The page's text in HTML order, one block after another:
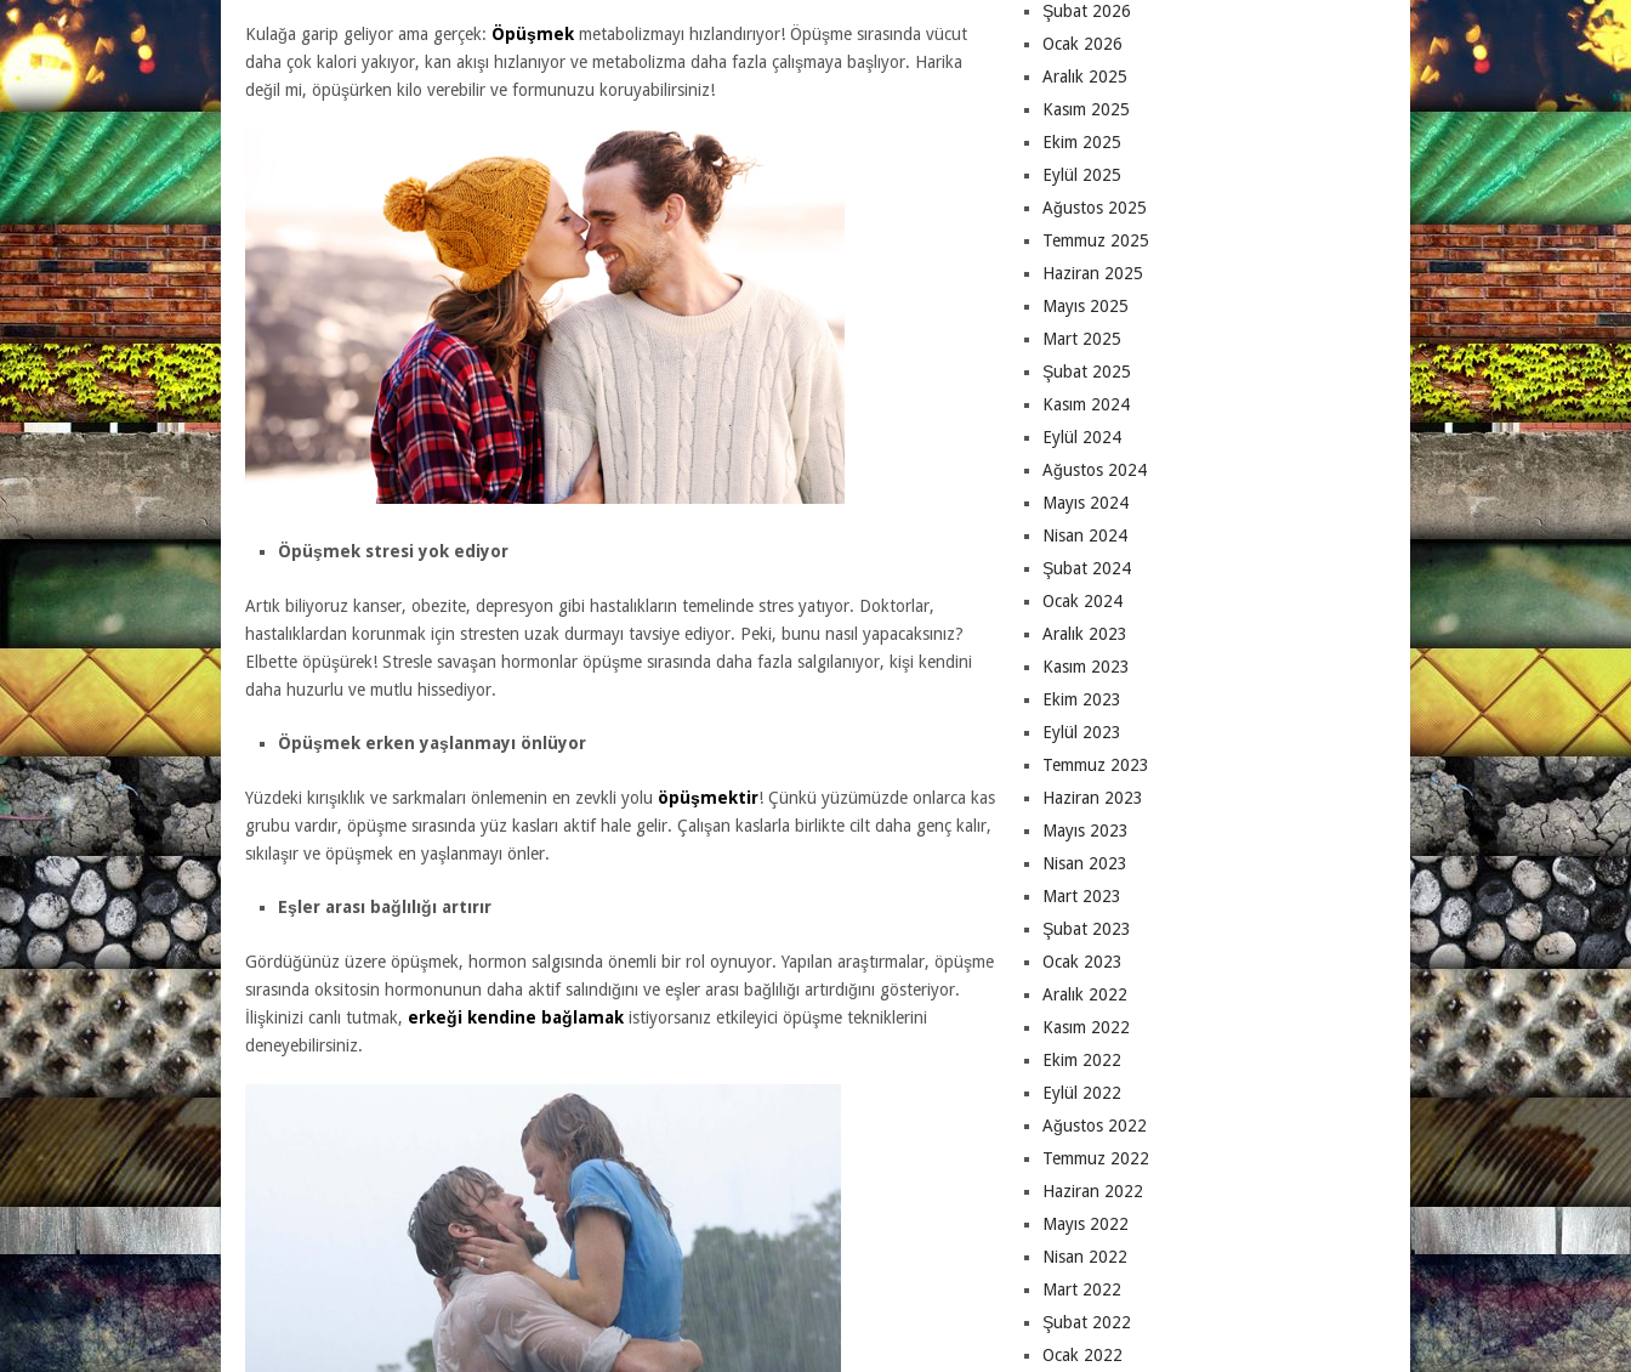
Kulağa garip geliyor ama gerçek: Öpüşmek metabolizmayı hızlandırıyor! Öpüşme sırasında vücut
daha çok kalori yakıyor, kan akışı hızlanıyor ve metabolizma daha fazla çalışmaya başlıyor. Harika
değil mi, öpüşürken kilo verebilir ve formunuzu koruyabilirsiniz!
Öpüşmek stresi yok ediyor
Artık biliyoruz kanser, obezite, depresyon gibi hastalıkların temelinde stres yatıyor. Doktorlar,
hastalıklardan korunmak için stresten uzak durmayı tavsiye ediyor. Peki, bunu nasıl yapacaksınız?
Elbette öpüşürek! Stresle savaşan hormonlar öpüşme sırasında daha fazla salgılanıyor, kişi kendini
daha huzurlu ve mutlu hissediyor.
Öpüşmek erken yaşlanmayı önlüyor
Yüzdeki kırışıklık ve sarkmaları önlemenin en zevkli yolu öpüşmektir! Çünkü yüzümüzde onlarca kas
grubu vardır, öpüşme sırasında yüz kasları aktif hale gelir. Çalışan kaslarla birlikte cilt daha genç kalır,
sıkılaşır ve öpüşmek en yaşlanmayı önler.
Eşler arası bağlılığı artırır
Gördüğünüz üzere öpüşmek, hormon salgısında önemli bir rol oynuyor. Yapılan araştırmalar, öpüşme
sırasında oksitosin hormonunun daha aktif salındığını ve eşler arası bağlılığı artırdığını gösteriyor.
İlişkinizi canlı tutmak, erkeği kendine bağlamak istiyorsanız etkileyici öpüşme tekniklerini
deneyebilirsiniz.
Şubat 2026
Ocak 2026
Aralık 2025
Kasım 2025
Ekim 2025
Eylül 2025
Ağustos 2025
Temmuz 2025
Haziran 2025
Mayıs 2025
Mart 2025
Şubat 2025
Kasım 2024
Eylül 2024
Ağustos 2024
Mayıs 2024
Nisan 2024
Şubat 2024
Ocak 2024
Aralık 2023
Kasım 2023
Ekim 2023
Eylül 2023
Temmuz 2023
Haziran 2023
Mayıs 2023
Nisan 2023
Mart 2023
Şubat 2023
Ocak 2023
Aralık 2022
Kasım 2022
Ekim 2022
Eylül 2022
Ağustos 2022
Temmuz 2022
Haziran 2022
Mayıs 2022
Nisan 2022
Mart 2022
Şubat 2022
Ocak 2022